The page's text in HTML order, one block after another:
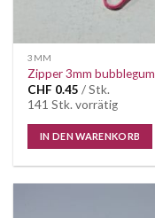
3MM
Zipper 3mm bubblegum
CHF 0.45 / Stk.
141 Stk. vorrätig
IN DEN WARENKORB